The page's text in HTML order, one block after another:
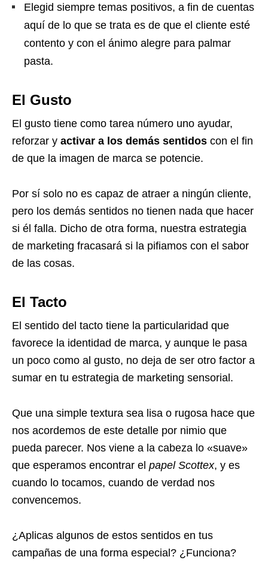
Elegid siempre temas positivos, a fin de cuentas
aquí de lo que se trata es de que el cliente esté
contento y con el ánimo alegre para palmar
pasta.
El Gusto
El gusto tiene como tarea número uno ayudar,
reforzar y activar a los demás sentidos con el fin
de que la imagen de marca se potencie.
Por sí solo no es capaz de atraer a ningún cliente,
pero los demás sentidos no tienen nada que hacer
si él falla. Dicho de otra forma, nuestra estrategia
de marketing fracasará si la pifiamos con el sabor
de las cosas.
El Tacto
El sentido del tacto tiene la particularidad que
favorece la identidad de marca, y aunque le pasa
un poco como al gusto, no deja de ser otro factor a
sumar en tu estrategia de marketing sensorial.
Que una simple textura sea lisa o rugosa hace que
nos acordemos de este detalle por nimio que
pueda parecer. Nos viene a la cabeza lo «suave»
que esperamos encontrar el papel Scottex, y es
cuando lo tocamos, cuando de verdad nos
convencemos.
¿Aplicas algunos de estos sentidos en tus
campañas de una forma especial? ¿Funciona?